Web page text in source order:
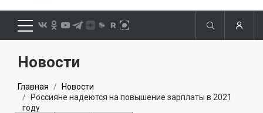
Новости
Главная
Новости
Россияне надеются на повышение зарплаты в 2021
году